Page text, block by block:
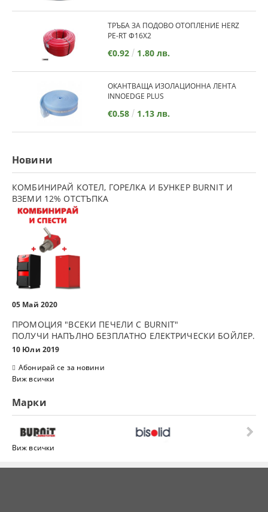
ТРЪБА ЗА ПОДОВО ОТОПЛЕНИЕ HERZ
PE-RT Ф16Х2
€0.92 1.80 лв.
ОКАНТВАЩА ИЗОЛАЦИОННА ЛЕНТА
INNOEDGE PLUS
€0.58 1.13 лв.
Новини
КОМБИНИРАЙ КОТЕЛ, ГОРЕЛКА И БУНКЕР BURNIT И
ВЗЕМИ 12% ОТСТЪПКА
05 Май 2020
ПРОМОЦИЯ "ВСЕКИ ПЕЧЕЛИ С BURNIT"
ПОЛУЧИ НАПЪЛНО БЕЗПЛАТНО ЕЛЕКТРИЧЕСКИ БОЙЛЕР.
10 Юли 2019
Абонирай се за новини
Виж всички
Марки
Виж всички